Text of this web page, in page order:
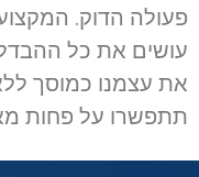
פעולה הדוק.
עושים את כל ההבדל
את עצמנו כמוסך
תתפשרו על פחות